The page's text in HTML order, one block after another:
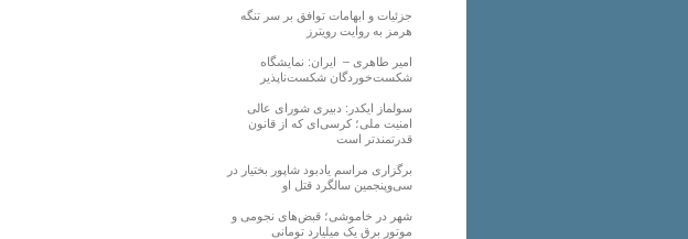
جزئیات و ابهامات توافق بر سر تنگه
هرمز به روایت رویترز
امیر طاهری – ایران: نمایشگاه
شکست‌خوردگان شکست‌ناپذیر
سولماز ایکدر: دبیری شورای عالی
امنیت ملی؛ کرسی‌ای که از قانون
قدرتمندتر است
برگزاری مراسم یادبود شاپور بختیار در
سی‌وپنجمین سالگرد قتل او
شهر در خاموشی؛ قبض‌های نجومی و
موتور برق یک میلیارد تومانی